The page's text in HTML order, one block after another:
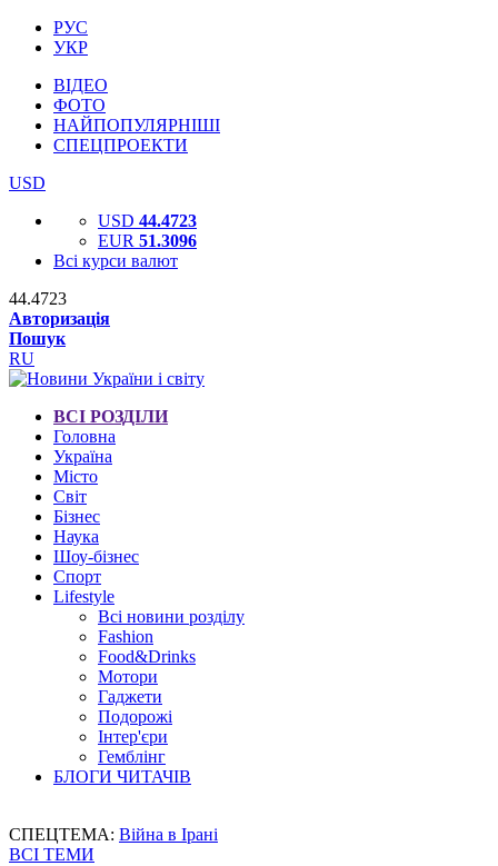
РУС
УКР
ВІДЕО
ФОТО
НАЙПОПУЛЯРНІШІ
СПЕЦПРОЕКТИ
USD
USD 44.4723
EUR 51.3096
Всі курси валют
44.4723
Авторизація
Пошук
RU
ВСІ РОЗДІЛИ
Головна
Україна
Місто
Світ
Бізнес
Наука
Шоу-бізнес
Спорт
Lifestyle
Всі новини розділу
Fashion
Food&Drinks
Мотори
Гаджети
Подорожі
Інтер'єри
Гемблінг
БЛОГИ ЧИТАЧІВ
СПЕЦТЕМА: Війна в Ірані
ВСІ ТЕМИ